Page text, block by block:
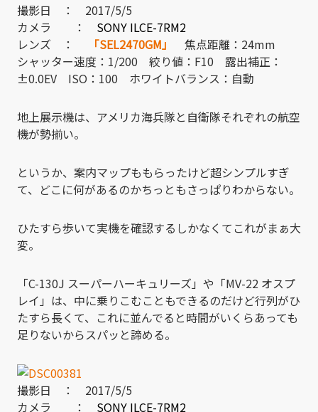
撮影日 ： 2017/5/5
カメラ ： SONY ILCE-7RM2
レンズ ：
「SEL2470GM」
焦点距離：24mm
シャッター速度：1/200 絞り値：F10 露出補正：
±0.0EV ISO：100 ホワイトバランス：自動
地上展示機は、アメリカ海兵隊と自衛隊それぞれの航空
機が勢揃い。
というか、案内マップももらったけど超シンプルすぎ
て、どこに何があるのかちっともさっぱりわからない。
ひたすら歩いて実機を確認するしかなくてこれがまぁ大
変。
「C-130J スーパーハーキュリーズ」や「MV-22 オスプ
レイ」は、中に乗りこむこともできるのだけど行列がひ
たすら長くて、これに並んでると時間がいくらあっても
足りないからスパッと諦める。
撮影日 ： 2017/5/5
カメラ ： SONY ILCE-7RM2